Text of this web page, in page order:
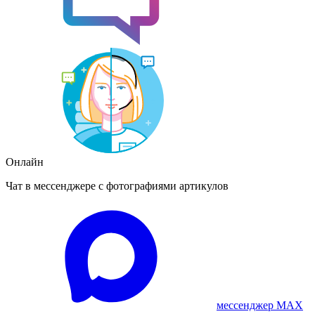
Онлайн
Чат в мессенджере с фотографиями артикулов
мессенджер MAX